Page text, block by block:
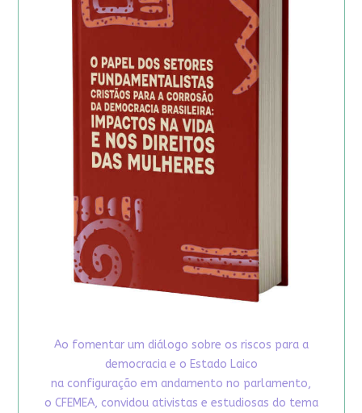
Ao fomentar um diálogo sobre os riscos para a
democracia e o Estado Laico
na configuração em andamento no parlamento,
o CFEMEA, convidou ativistas e estudiosas do tema